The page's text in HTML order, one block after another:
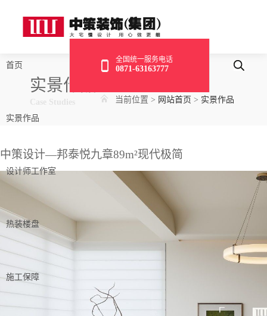
全国统一服务电话
0871-63163777
首页
实景作品
设计师工作室
热装楼盘
施工保障
实景作品
当前位置 > 网站首页 > 实景作品
中策设计—邦泰悦九章89m²现代极简